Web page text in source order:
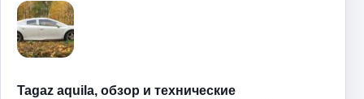
Tagaz aquila, обзор и технические